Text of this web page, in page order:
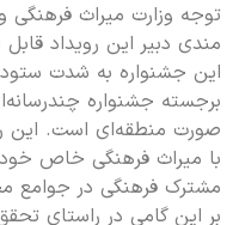
توجه وزارت میراث فرهنگی
مندی دبیر این رویداد
این جشنواره به شدت
برجسته جشنواره
صورت منطقه‌ای است. این
با میراث فرهنگی خاص
مشترک فرهنگی در جوامع
بر این گامی در راستای